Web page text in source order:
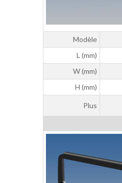
Modèle
L (mm)
W (mm)
H (mm)
Plus